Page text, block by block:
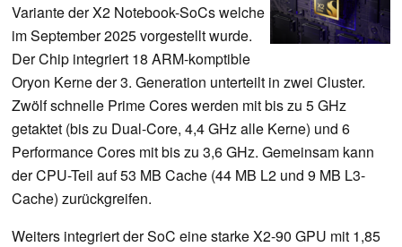
Variante der X2 Notebook-SoCs welche
im September 2025 vorgestellt wurde.
Der Chip integriert 18 ARM-komptible
Oryon Kerne der 3. Generation unterteilt in zwei Cluster.
Zwölf schnelle Prime Cores werden mit bis zu 5 GHz
getaktet (bis zu Dual-Core, 4,4 GHz alle Kerne) und 6
Performance Cores mit bis zu 3,6 GHz. Gemeinsam kann
der CPU-Teil auf 53 MB Cache (44 MB L2 und 9 MB L3-
Cache) zurückgreifen.
Weiters integriert der SoC eine starke X2-90 GPU mit 1,85